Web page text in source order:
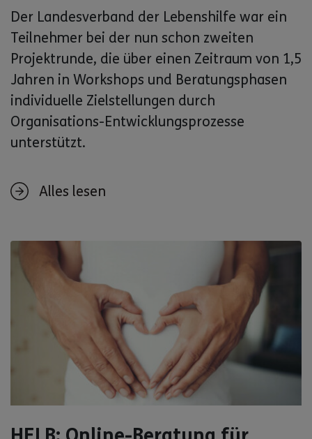
Der Landesverband der Lebenshilfe war ein
Teilnehmer bei der nun schon zweiten
Projektrunde, die über einen Zeitraum von 1,5
Jahren in Workshops und Beratungsphasen
individuelle Zielstellungen durch
Organisations-Entwicklungsprozesse
unterstützt.
Alles lesen